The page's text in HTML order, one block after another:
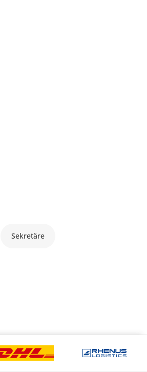
Sekretäre